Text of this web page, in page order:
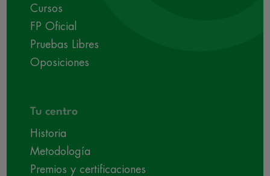
Cursos
FP Oficial
Pruebas Libres
Oposiciones
Tu centro
Historia
Metodología
Premios y certificaciones